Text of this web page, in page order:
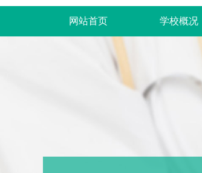
网站首页 学校概况